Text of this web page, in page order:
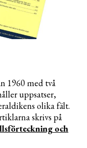
1960 med två
uppsatser,
olika fält.
skrivs på
och